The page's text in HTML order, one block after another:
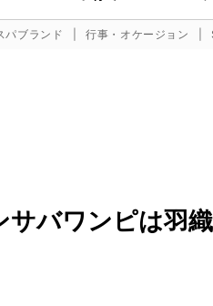
パブランド 行事・オケージョン
サバワンピは羽